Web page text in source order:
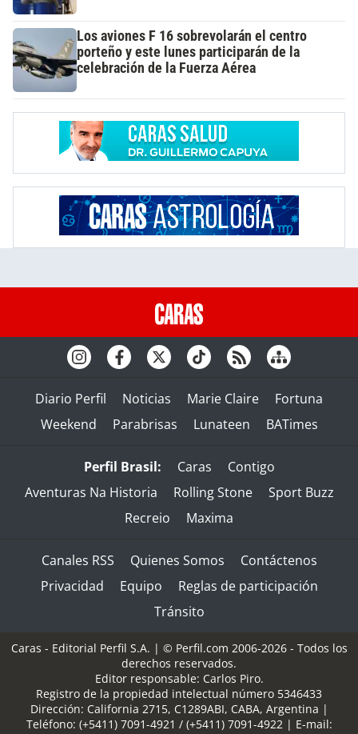
Los aviones F 16 sobrevolarán el centro
porteño y este lunes participarán de la
celebración de la Fuerza Aérea
Diario Perfil Noticias Marie Claire
Fortuna
Weekend
Parabrisas Lunateen BATimes
Perfil Brasil: Caras
Contigo
Aventuras Na Historia
Rolling Stone
Sport Buzz
Recreio
Maxima
Canales RSS Quienes Somos
Contáctenos
Privacidad
Equipo
Reglas de participación
Tránsito
Caras - Editorial Perfil S.A. | © Perfil.com 2006-2026 - Todos los
derechos reservados.
Editor responsable: Carlos Piro.
Registro de la propiedad intelectual número 5346433
Dirección: California 2715, C1289ABI, CABA, Argentina |
Teléfono: (+5411) 7091-4921 / (+5411) 7091-4922| E-mail: